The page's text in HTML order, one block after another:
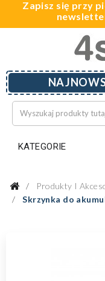
Zapisz się przy
KATEGORIE
Produkty I
Skrzynka do